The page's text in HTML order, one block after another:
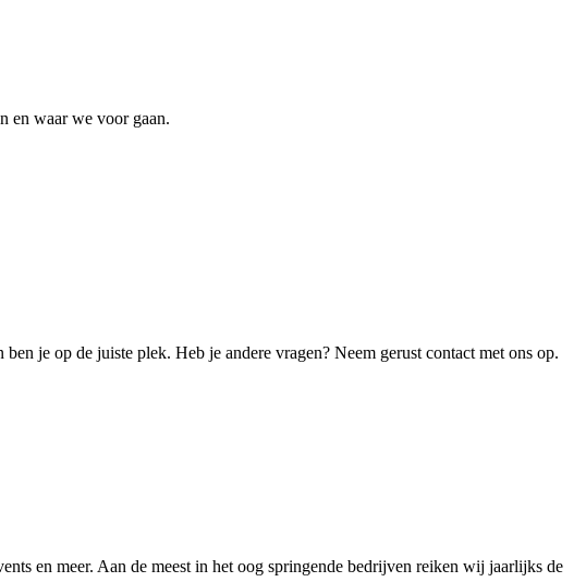
en waar we voor gaan.
je op de juiste plek. Heb je andere vragen? Neem gerust contact met ons op.
en meer. Aan de meest in het oog springende bedrijven reiken wij jaarlijks de